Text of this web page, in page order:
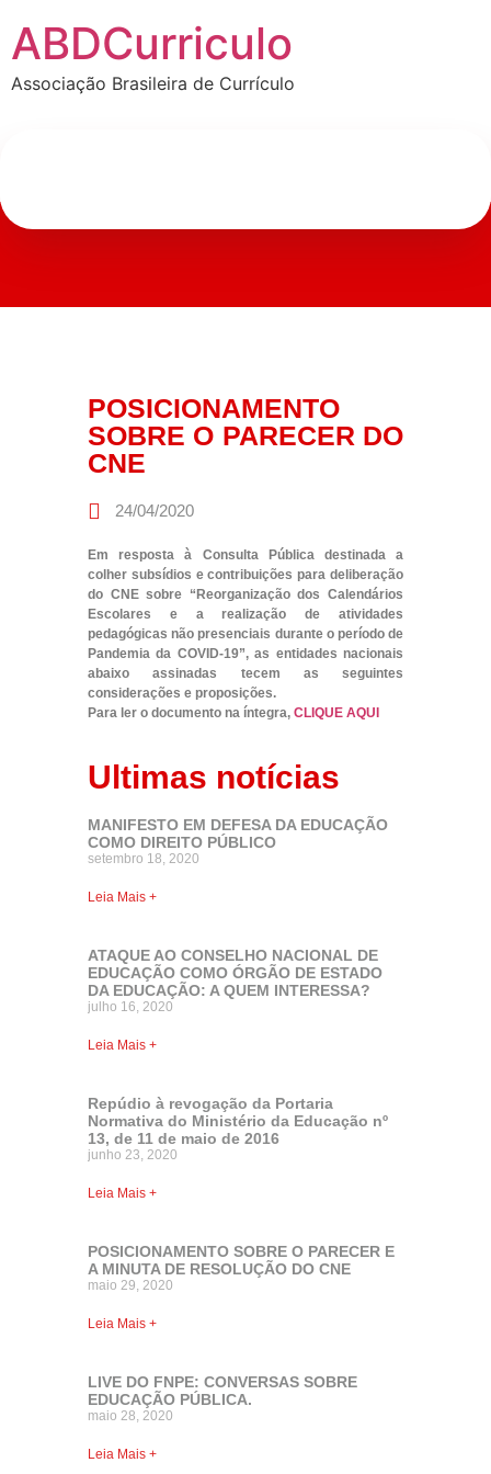
ABDCurriculo
Associação Brasileira de Currículo
POSICIONAMENTO
SOBRE O PARECER DO
CNE
24/04/2020
Em resposta à Consulta Pública destinada a
colher subsídios e contribuições para deliberação
do CNE sobre “Reorganização dos Calendários
Escolares e a realização de atividades
pedagógicas não presenciais durante o período de
Pandemia da COVID-19”, as entidades nacionais
abaixo assinadas tecem as seguintes
considerações e proposições.
Para ler o documento na íntegra, CLIQUE AQUI
Ultimas notícias
MANIFESTO EM DEFESA DA EDUCAÇÃO
COMO DIREITO PÚBLICO
setembro 18, 2020
Leia Mais +
ATAQUE AO CONSELHO NACIONAL DE
EDUCAÇÃO COMO ÓRGÃO DE ESTADO
DA EDUCAÇÃO: A QUEM INTERESSA?
julho 16, 2020
Leia Mais +
Repúdio à revogação da Portaria
Normativa do Ministério da Educação nº
13, de 11 de maio de 2016
junho 23, 2020
Leia Mais +
POSICIONAMENTO SOBRE O PARECER E
A MINUTA DE RESOLUÇÃO DO CNE
maio 29, 2020
Leia Mais +
LIVE DO FNPE: CONVERSAS SOBRE
EDUCAÇÃO PÚBLICA.
maio 28, 2020
Leia Mais +